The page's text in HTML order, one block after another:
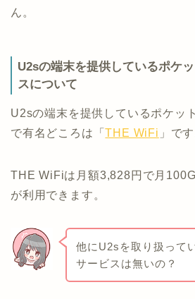
ん。
U2sの端末を提供しているポケ
スについて
U2sの端末を提供しているポケッ
で有名どころは「THE WiFi 」です
THE WiFiは月額3,828円で月
が利用できます。
他にU2sを取り扱って
サービスは無いの？